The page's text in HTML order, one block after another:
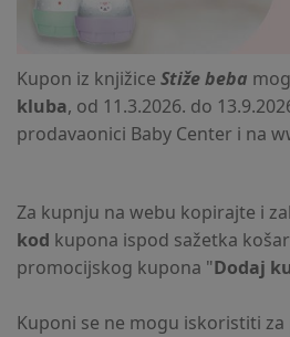
Kupon iz knjižiceStiže beba
kluba, od 11.3.2026. do
prodavaonici Baby Center i na
Za kupnju na webu kopirajte i
kod kupona ispod sažetka
promocijskog kupona "Dodaj
Kuponi se ne mogu iskoristiti